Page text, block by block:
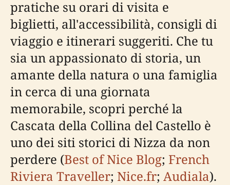
pratiche su orari di visita e
biglietti, all'accessibilità, consigli di
viaggio e itinerari suggeriti. Che tu
sia un appassionato di storia, un
amante della natura o una famiglia
in cerca di una giornata
memorabile, scopri perché la
Cascata della Collina del Castello è
uno dei siti storici di Nizza da non
perdere (Best of Nice Blog; French
Riviera Traveller; Nice.fr; Audiala).